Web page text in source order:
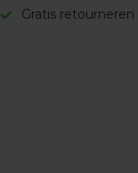
Gratis retourneren